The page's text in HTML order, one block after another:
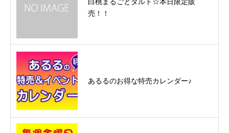
売！！
あるるのお得な特売カレンダー♪